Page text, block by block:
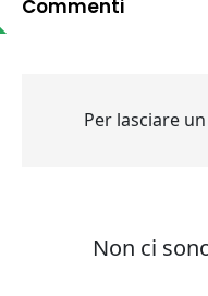
Commenti